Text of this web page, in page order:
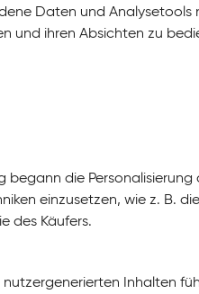
Daten und Analysetools
und ihren Absichten zu
die Personalisierung
einzusetzen, wie z. B. die
des Käufers.
Inhalten